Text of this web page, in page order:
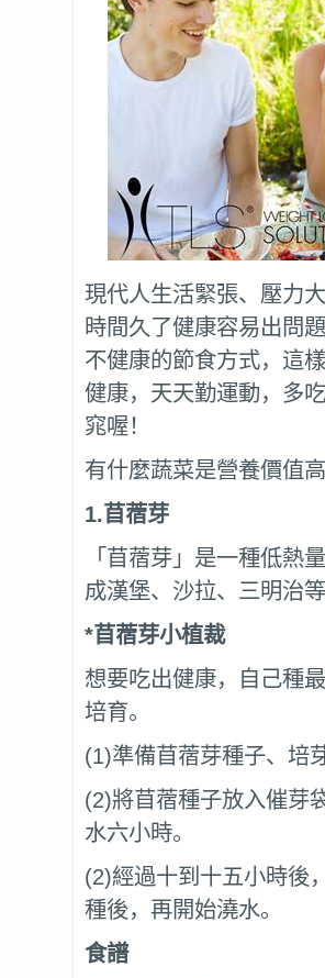
現代人生活緊張、壓力
時間久了健康容易出問
不健康的節食方式，這
健康，天天勤運動，多
窕喔！
有什麼蔬菜是營養價值高
1.苜蓿芽
「苜蓿芽」是一種低熱
成漢堡、沙拉、三明治
*苜蓿芽小植裁
想要吃出健康，自己種
培育。
(1)準備苜蓿芽種子、培
(2)將苜蓿種子放入催芽
水六小時。
(2)經過十到十五小時後
種後，再開始澆水。
食譜